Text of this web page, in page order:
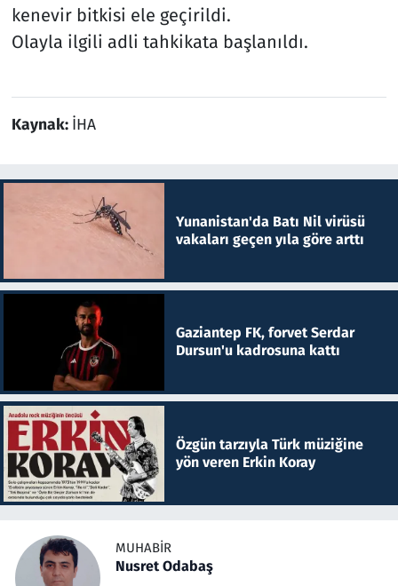
kenevir bitkisi ele geçirildi.
Olayla ilgili adli tahkikata başlanıldı.
Kaynak: İHA
Yunanistan'da Batı Nil virüsü
vakaları geçen yıla göre arttı
Gaziantep FK, forvet Serdar
Dursun'u kadrosuna kattı
Özgün tarzıyla Türk müziğine
yön veren Erkin Koray
MUHABIR
Nusret Odabaş